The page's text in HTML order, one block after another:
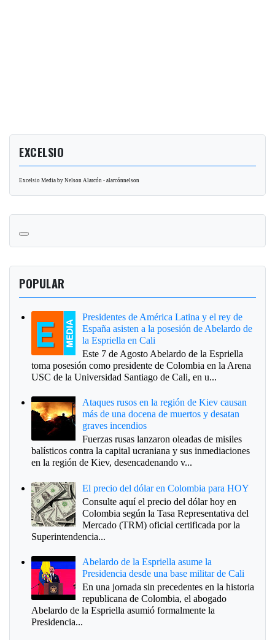
EXCELSIO
Excelsio Media by Nelson Alarcón - alarcónnelson
POPULAR
Presidentes de América Latina y el rey de
España asisten a la posesión de Abelardo de
la Espriella en Cali
Este 7 de Agosto Abelardo de la Espriella
toma posesión como presidente de Colombia en la Arena
USC de la Universidad Santiago de Cali, en u...
Ataques rusos en la región de Kiev causan
más de una docena de muertos y desatan
graves incendios
Fuerzas rusas lanzaron oleadas de misiles
balísticos contra la capital ucraniana y sus inmediaciones
en la región de Kiev, desencadenando v...
El precio del dólar en Colombia para HOY
Consulte aquí el precio del dólar hoy en
Colombia según la Tasa Representativa del
Mercado (TRM) oficial certificada por la
Superintendencia...
Abelardo de la Espriella asume la
Presidencia desde una base militar de Cali
En una jornada sin precedentes en la historia
republicana de Colombia, el abogado
Abelardo de la Espriella asumió formalmente la
Presidencia...